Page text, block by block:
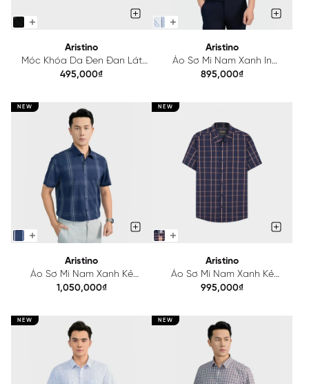
Aristino
Móc Khóa Da Đen Đan Lát
Aristino AKR0050S4
495,000₫
Aristino
Áo Sơ Mi Nam Xanh In
Aristino Perfect Fit ASS149AS3
895,000₫
NEW
Aristino
Áo Sơ Mi Nam Xanh Kẻ
Aristino Regular Fit ASS147AS2
1,050,000₫
NEW
Aristino
Áo Sơ Mi Nam Xanh Kẻ
Aristino Slim Fit ASS146AS2
995,000₫
NEW NEW